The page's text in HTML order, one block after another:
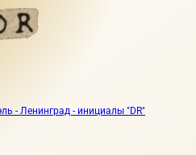
- Ленинград - инициалы "DR"